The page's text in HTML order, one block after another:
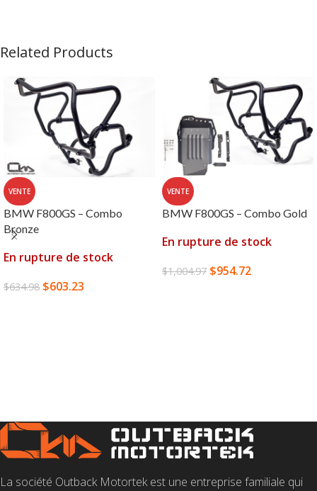
Related Products
VENTE
BMW F800GS – Combo
Bronze
En rupture de stock
$634.98 $603.23
VENTE
BMW F800GS – Combo Gold
En rupture de stock
$1,004.97 $954.72
La société Outback Motortek est une entreprise familiale qui